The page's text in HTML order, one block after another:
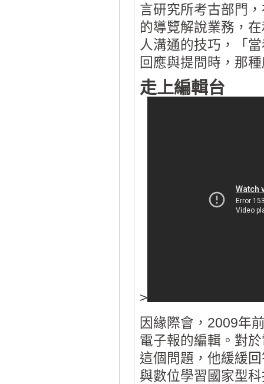
言研究所考古部門
的導覽解說業務，
人溝通的技巧，「
回應與提問時，那
走上編輯台
>
因緣際會，2009年
電子報的編輯。對
這個問題，他緩緩
與數位學習國家型